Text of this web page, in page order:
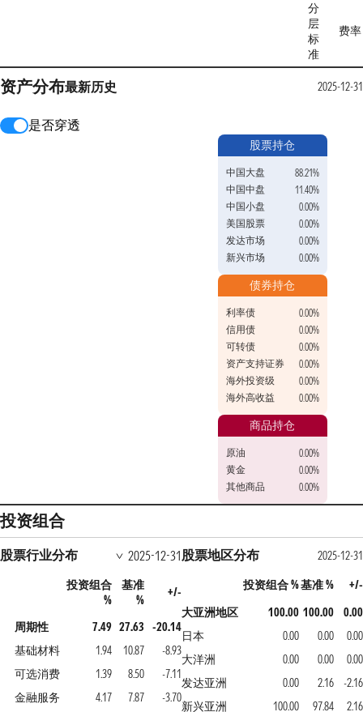
分
层
标
准
费率
资产分布最新历史 2025-12-31
是否穿透
股票持仓
中国大盘
88.21%
中国中盘
11.40%
中国小盘
0.00%
美国股票
0.00%
发达市场
0.00%
新兴市场
0.00%
债券持仓
利率债
0.00%
信用债
0.00%
可转债
0.00%
资产支持证券
0.00%
海外投资级
0.00%
海外高收益
0.00%
商品持仓
原油
0.00%
黄金
0.00%
其他商品
0.00%
投资组合
股票行业分布 2025-12-31
投资组合
%
基准
%
+/-
周期性 7.49 27.63
-20.14
基础材料
1.94 10.87
-8.93
可选消费
1.39 8.50
-7.11
金融服务
4.17 7.87 -3.70
股票地区分布
2025-12-31
投资组合 %基准 %
+/-
大亚洲地区
100.00 100.00
0.00
日本
0.00 0.00
0.00
大洋洲
0.00 0.00
0.00
发达亚洲
0.00 2.16
-2.16
新兴亚洲
100.00 97.84 2.16